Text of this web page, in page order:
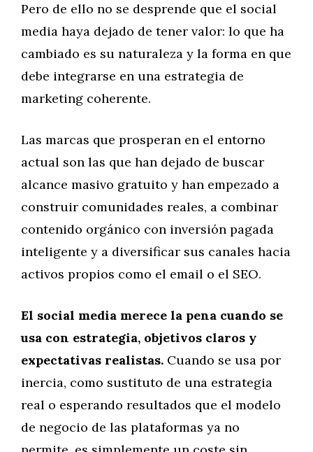
Pero de ello no se desprende que el social
media haya dejado de tener valor: lo que ha
cambiado es su naturaleza y la forma en que
debe integrarse en una estrategia de
marketing coherente.
Las marcas que prosperan en el entorno
actual son las que han dejado de buscar
alcance masivo gratuito y han empezado a
construir comunidades reales, a combinar
contenido orgánico con inversión pagada
inteligente y a diversificar sus canales hacia
activos propios como el email o el SEO.
El social media merece la pena cuando se
usa con estrategia, objetivos claros y
expectativas realistas. Cuando se usa por
inercia, como sustituto de una estrategia
real o esperando resultados que el modelo
de negocio de las plataformas ya no